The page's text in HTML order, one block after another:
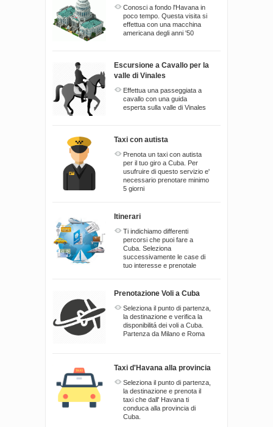
Conosci a fondo l'Havana in
poco tempo. Questa visita si
effettua con una macchina
americana degli anni '50
Escursione a Cavallo per la
valle di Vinales
Effettua una passeggiata a
cavallo con una guida
esperta sulla valle di Vinales
Taxi con autista
Prenota un taxi con autista
per il tuo giro a Cuba. Per
usufruire di questo servizio e'
necessario prenotare minimo
5 giorni
Itinerari
Ti indichiamo differenti
percorsi che puoi fare a
Cuba. Seleziona
successivamente le case di
tuo interesse e prenotale
Prenotazione Voli a Cuba
Seleziona il punto di partenza,
la destinazione e verifica la
disponibilitá dei voli a Cuba.
Partenza da Milano e Roma
Taxi d'Havana alla provincia
Seleziona il punto di partenza,
la destinazione e prenota il
taxi che dall' Havana ti
conduca alla provincia di
Cuba.